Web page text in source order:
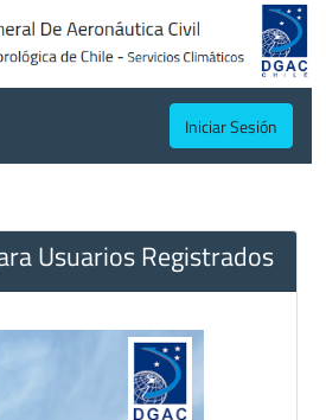
Iniciar Sesión
Usuarios Registrados